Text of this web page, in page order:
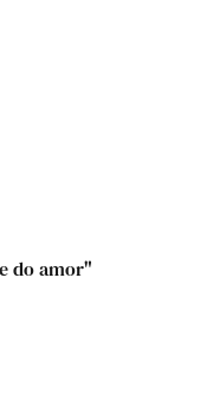
do amor"